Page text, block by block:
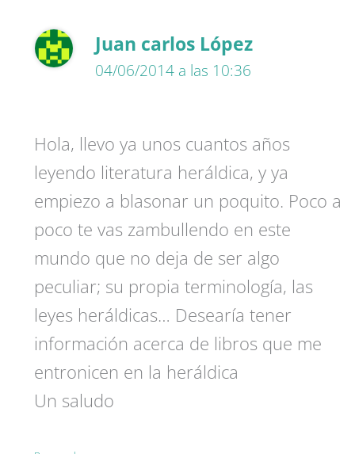
Juan carlos López
04/06/2014 a las 10:36
Hola, llevo ya unos cuantos años
leyendo literatura heráldica, y ya
empiezo a blasonar un poquito. Poco a
poco te vas zambullendo en este
mundo que no deja de ser algo
peculiar; su propia terminología, las
leyes heráldicas… Desearía tener
información acerca de libros que me
entronicen en la heráldica
Un saludo